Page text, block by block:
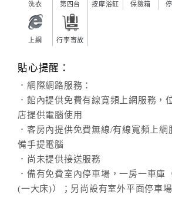
傳
洗衣 第四台 按摩浴缸 保險箱
上網 行李寄放
貼心提醒：
．網際網路服務：
．館內提供免費有線寬頻上網服務，
店提供電腦使用
．客房內提供免費無線/有線寬頻上網
備手提電腦
．尚未提供接送服務
．備有免費室內停車場，一房一車庫
(一大床)）；另尚設有室外平面停車